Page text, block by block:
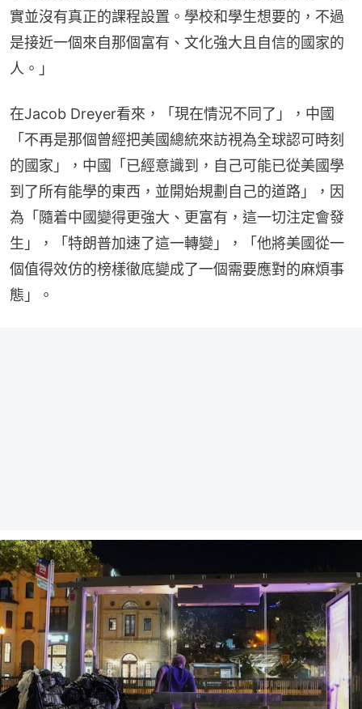
實並沒有真正的課程設置。學校和學生想要的，不過
是接近一個來自那個富有、文化強大且自信的國家的
人。」
在Jacob Dreyer看來，「現在情況不同了」，中國
「不再是那個曾經把美國總統來訪視為全球認可時刻
的國家」，中國「已經意識到，自己可能已從美國學
到了所有能學的東西，並開始規劃自己的道路」，因
為「隨着中國變得更強大、更富有，這一切注定會發
生」，「特朗普加速了這一轉變」，「他將美國從一
個值得效仿的榜樣徹底變成了一個需要應對的麻煩事
態」。